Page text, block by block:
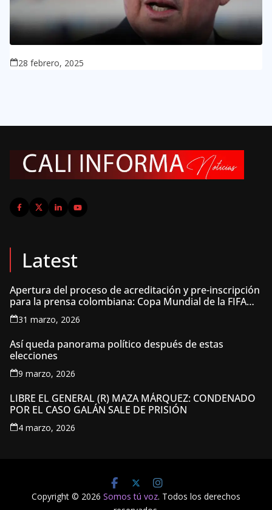
28 febrero, 2025
Latest
Apertura del proceso de acreditación y pre-inscripción
para la prensa colombiana: Copa Mundial de la FIFA
2026 ™
31 marzo, 2026
Así queda panorama político después de estas
elecciones
9 marzo, 2026
LIBRE EL GENERAL (R) MAZA MÁRQUEZ: CONDENADO
POR EL CASO GALÁN SALE DE PRISIÓN
4 marzo, 2026
Copyright © 2026 Somos tú voz. Todos los derechos